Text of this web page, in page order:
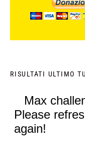
RISULTATI ULTIMO